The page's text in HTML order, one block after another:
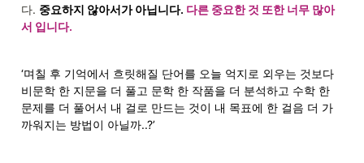
다. 중요하지 않아서가 아닙니다. 다른 중요한 것 또한 너무 많아
서 입니다.
‘며칠 후 기억에서 흐릿해질 단어를 오늘 억지로 외우는 것보다
비문학 한 지문을 더 풀고 문학 한 작품을 더 분석하고 수학 한
문제를 더 풀어서 내 걸로 만드는 것이 내 목표에 한 걸음 더 가
까워지는 방법이 아닐까..?’